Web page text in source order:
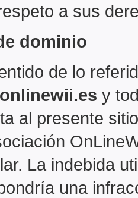
a sus
dominio
de lo
y
al presente
La indebida
una